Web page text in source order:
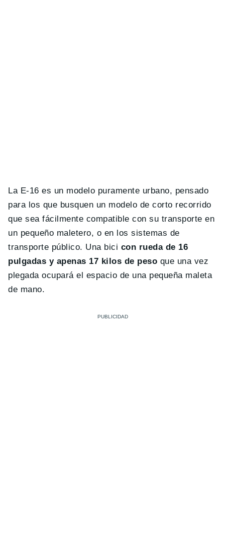
La E-16 es un modelo puramente urbano, pensado
para los que busquen un modelo de corto recorrido
que sea fácilmente compatible con su transporte en
un pequeño maletero, o en los sistemas de
transporte público. Una bici con rueda de 16
pulgadas y apenas 17 kilos de peso que una vez
plegada ocupará el espacio de una pequeña maleta
de mano.